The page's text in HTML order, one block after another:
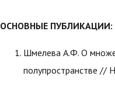
ОСНОВНЫЕ ПУБЛИКАЦИИ:
Шмелева А.Ф. О
полупространстве //